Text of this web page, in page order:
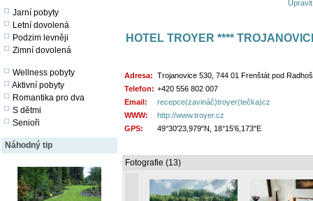
Jarní pobyty
Letní dovolená
Podzim levněji
Zimní dovolená
Wellness pobyty
Aktivní pobyty
Romantika pro dva
S dětmi
Senioři
Náhodný tip
HOTEL TROYER ****
Adresa: Trojanovice 530, 744 01 Frenštát pod
Telefon: +420 556 802 007
Email:
recepce(zavináč)troyer(tečka)cz
WWW:
http://www.troyer.cz
GPS:
49°30'23,979"N, 18°15'6,173"E
Fotografie (13)